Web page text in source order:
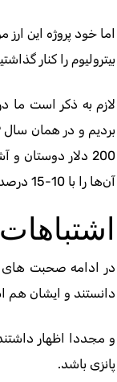
اما خود پروژه این
بیترولیوم را کنار
لازم به ذکر است ما
200 دلار
آن‌ها را با 10-15 درصد سود بازگردانیدیم.
دانستند و ایشان هم
و مجددا اظهار
پانزی باشد.